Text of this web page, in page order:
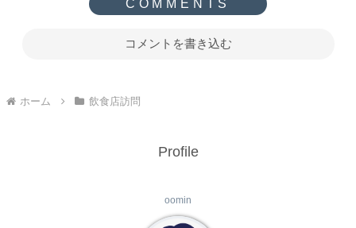
コメントを書き込む
ホーム 飲食店訪問
Profile
oomin